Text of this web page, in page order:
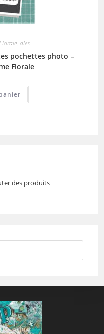
, dies
pochettes photo –
Florale
des produits